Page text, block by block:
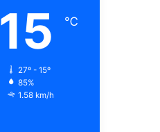
15 ℃
27º - 15º
85%
1.58 km/h